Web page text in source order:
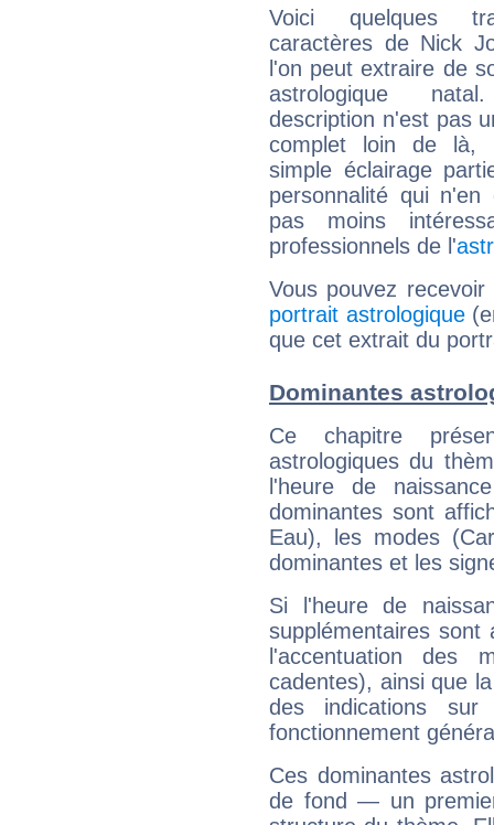
Voici quelques
caractères de Nick
l'on peut extraire de
astrologique
description n'est pas
complet loin de là,
simple éclairage
personnalité qui n'en
pas moins
professionnels de l'
Vous pouvez
portrait astrologique
que cet extrait du
Dominantes
Ce chapitre
astrologiques du
l'heure de
dominantes sont
Eau), les modes
dominantes et les
Si l'heure de
supplémentaires sont
l'accentuation des
cadentes), ainsi que
des indications sur
fonctionnement
Ces dominantes
de fond — un